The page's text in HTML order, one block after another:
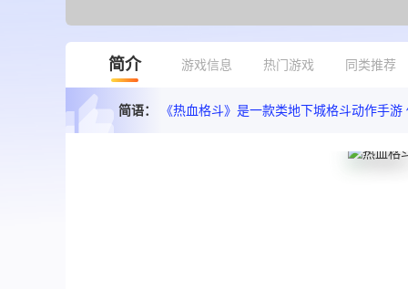
简介 游戏信息 热门游戏 同类推荐
简语： 《热血格斗》是一款类地下城格斗动作手游 传承经